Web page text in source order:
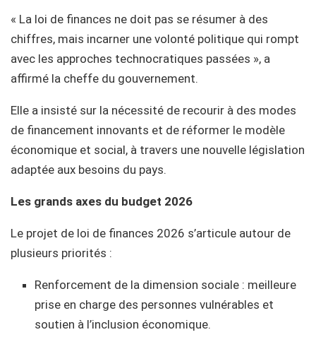
« La loi de finances ne doit pas se résumer à des
chiffres, mais incarner une volonté politique qui rompt
avec les approches technocratiques passées », a
affirmé la cheffe du gouvernement.
Elle a insisté sur la nécessité de recourir à des modes
de financement innovants et de réformer le modèle
économique et social, à travers une nouvelle législation
adaptée aux besoins du pays.
Les grands axes du budget 2026
Le projet de loi de finances 2026 s’articule autour de
plusieurs priorités :
Renforcement de la dimension sociale : meilleure
prise en charge des personnes vulnérables et
soutien à l’inclusion économique.